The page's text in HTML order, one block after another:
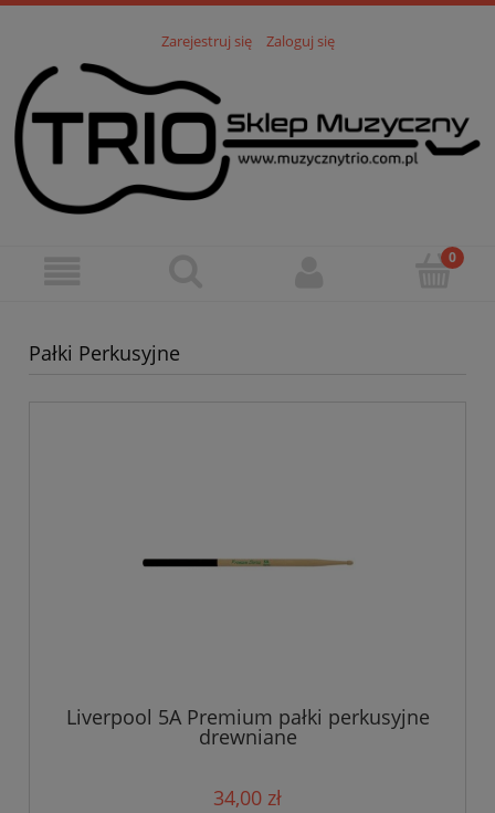
Zarejestruj się Zaloguj się
Pałki Perkusyjne
Liverpool 5A Premium pałki perkusyjne
drewniane
34,00 zł